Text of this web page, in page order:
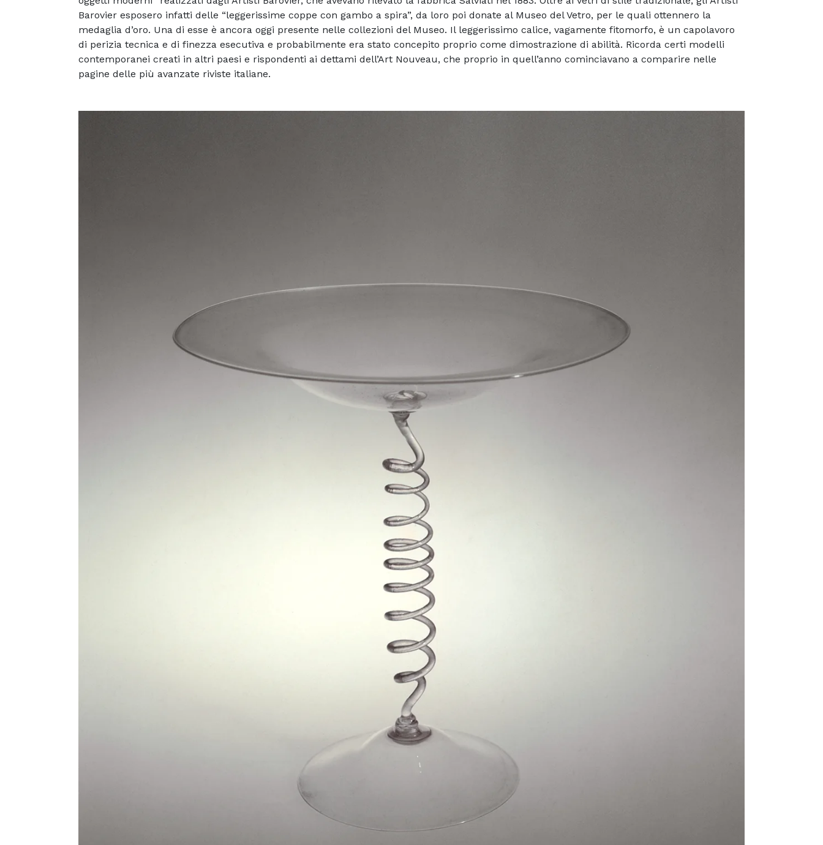
Barovier esposero infatti delle “leggerissime coppe con gambo a spira”, da loro poi donate al Museo del Vetro, per le quali ottennero la
medaglia d’oro. Una di esse è ancora oggi presente nelle collezioni del Museo. Il leggerissimo calice, vagamente fitomorfo, è un capolavoro
di perizia tecnica e di finezza esecutiva e probabilmente era stato concepito proprio come dimostrazione di abilità. Ricorda certi modelli
contemporanei creati in altri paesi e rispondenti ai dettami dell’Art Nouveau, che proprio in quell’anno cominciavano a comparire nelle
pagine delle più avanzate riviste italiane.